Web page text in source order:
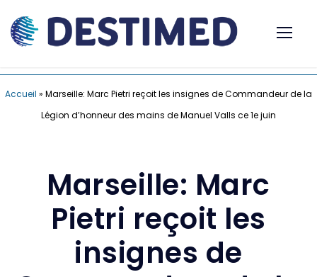
Accueil » Marseille: Marc Pietri reçoit les insignes de Commandeur de la
Légion d’honneur des mains de Manuel Valls ce 1e juin
Marseille: Marc
Pietri reçoit les
insignes de